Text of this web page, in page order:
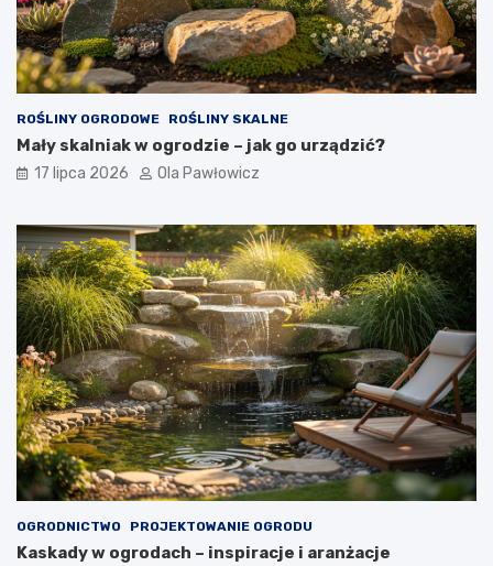
ROŚLINY OGRODOWE ROŚLINY SKALNE
Mały skalniak w ogrodzie – jak go urządzić?
17 lipca 2026 Ola Pawłowicz
OGRODNICTWO PROJEKTOWANIE OGRODU
Kaskady w ogrodach – inspiracje i aranżacje